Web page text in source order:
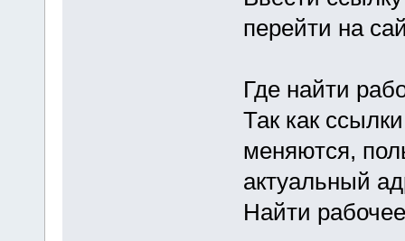
перейти на
Где найти
Так как
меняются,
актуальный
Найти